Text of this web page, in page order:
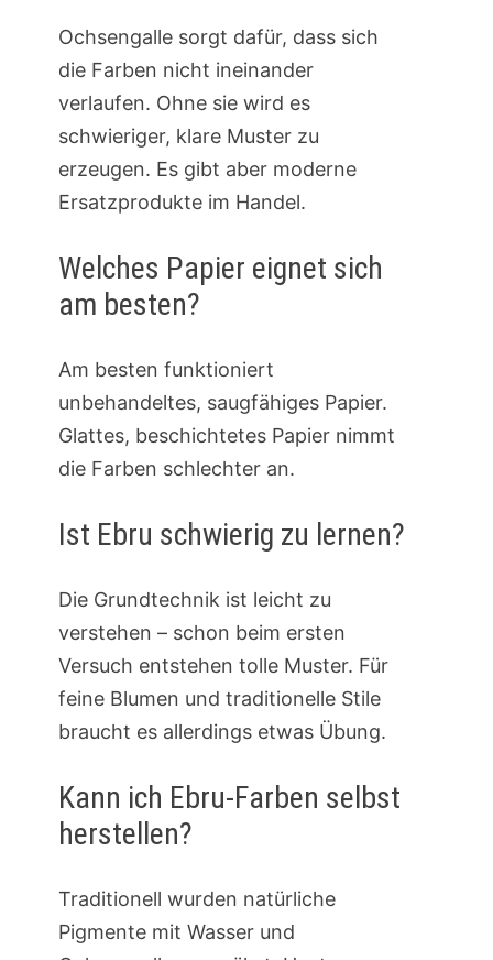
Ochsengalle sorgt dafür, dass sich
die Farben nicht ineinander
verlaufen. Ohne sie wird es
schwieriger, klare Muster zu
erzeugen. Es gibt aber moderne
Ersatzprodukte im Handel.
Welches Papier eignet sich
am besten?
Am besten funktioniert
unbehandeltes, saugfähiges Papier.
Glattes, beschichtetes Papier nimmt
die Farben schlechter an.
Ist Ebru schwierig zu lernen?
Die Grundtechnik ist leicht zu
verstehen – schon beim ersten
Versuch entstehen tolle Muster. Für
feine Blumen und traditionelle Stile
braucht es allerdings etwas Übung.
Kann ich Ebru-Farben selbst
herstellen?
Traditionell wurden natürliche
Pigmente mit Wasser und